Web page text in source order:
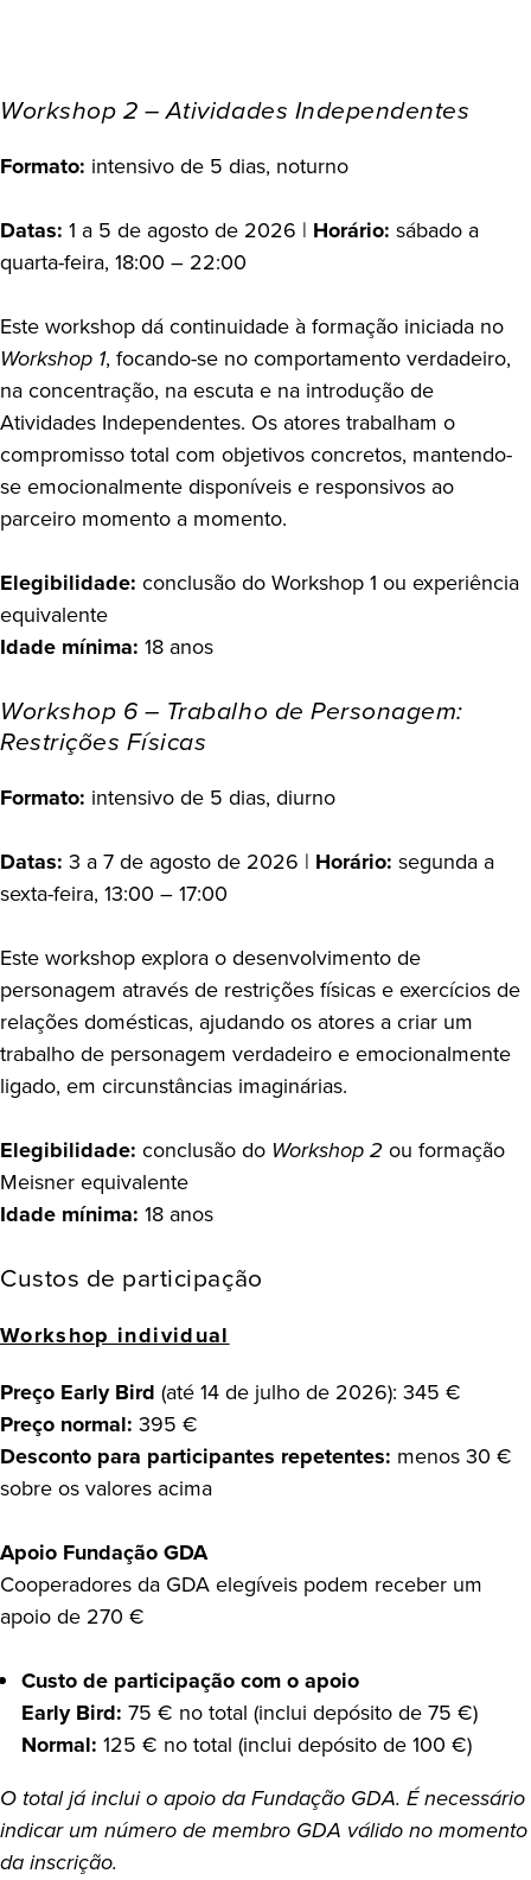
Workshop 2 – Atividades Independentes
Formato: intensivo de 5 dias, noturno
Datas: 1 a 5 de agosto de 2026 | Horário: sábado a
quarta-feira, 18:00 – 22:00
Este workshop dá continuidade à formação iniciada no
Workshop 1, focando-se no comportamento verdadeiro,
na concentração, na escuta e na introdução de
Atividades Independentes. Os atores trabalham o
compromisso total com objetivos concretos, mantendo-
se emocionalmente disponíveis e responsivos ao
parceiro momento a momento.
Elegibilidade: conclusão do Workshop 1 ou experiência
equivalente
Idade mínima: 18 anos
Workshop 6 – Trabalho de Personagem:
Restrições Físicas
Formato: intensivo de 5 dias, diurno
Datas: 3 a 7 de agosto de 2026 | Horário: segunda a
sexta-feira, 13:00 – 17:00
Este workshop explora o desenvolvimento de
personagem através de restrições físicas e exercícios de
relações domésticas, ajudando os atores a criar um
trabalho de personagem verdadeiro e emocionalmente
ligado, em circunstâncias imaginárias.
Elegibilidade: conclusão do Workshop 2ou formação
Meisner equivalente
Idade mínima: 18 anos
Custos de participação
Workshop individual
Preço Early Bird (até 14 de julho de 2026): 345 €
Preço normal: 395 €
Desconto para participantes repetentes: menos 30 €
sobre os valores acima
Apoio Fundação GDA
Cooperadores da GDA elegíveis podem receber um
apoio de 270 €
Custo de participação com o apoio
Early Bird: 75 € no total (inclui depósito de 75 €)
Normal: 125 € no total (inclui depósito de 100 €)
O total já inclui o apoio da Fundação GDA. É necessário
indicar um número de membro GDA válido no momento
da inscrição.